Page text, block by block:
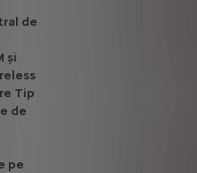
de
și
Tip
de
pe